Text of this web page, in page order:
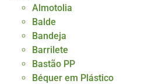
Almotolia
Balde
Bandeja
Barrilete
Bastão PP
Béquer em Plástico